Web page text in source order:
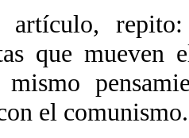
artículo,
que mueven
el comunismo.